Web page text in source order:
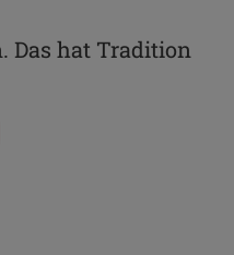
Das hat Tradition